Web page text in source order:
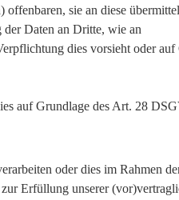
sie an diese
Daten an Dritte, wie an
dies vorsieht oder auf
auf Grundlage des Art. 28
oder dies im Rahmen
Erfüllung unserer